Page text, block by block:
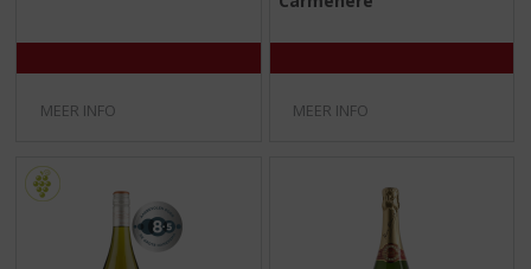
5
MEER INFO
5
MEER INFO